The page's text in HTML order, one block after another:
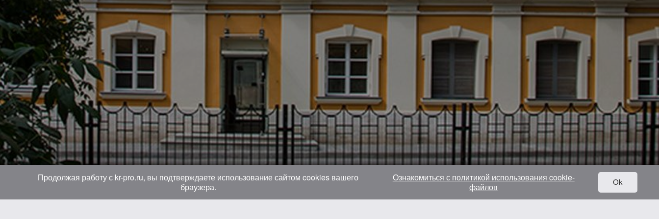
Продолжая работу с kr-pro.ru, вы подтверждаете использование сайтом cookies вашего
браузера.
Ознакомиться с политикой использования cookie-
файлов
Ok